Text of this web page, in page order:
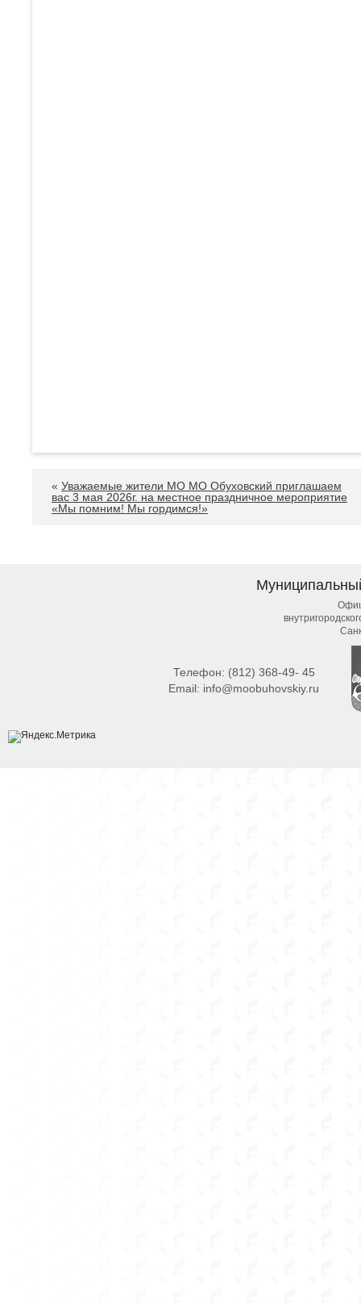
« Уважаемые жители МО МО Обуховский приглашаем
вас 3 мая 2026г. на местное праздничное мероприятие
«Мы помним! Мы гордимся!»
Телефон: (812) 368-49- 45
Email: info@moobuhovskiy.ru